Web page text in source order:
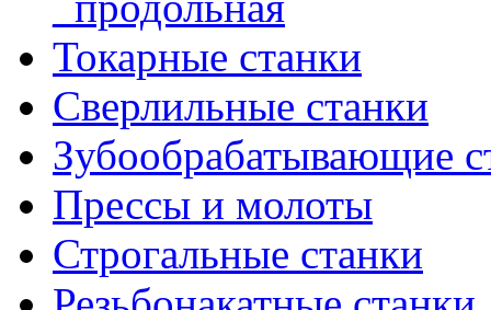
Токарные станки
Сверлильные станки
Зубообрабатывающие
Прессы и молоты
Строгальные станки